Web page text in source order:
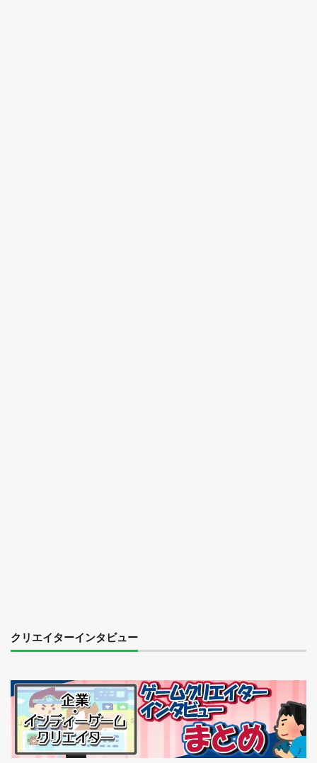
クリエイターインタビュー